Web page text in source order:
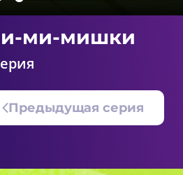
Play
ми-мишки
Предыдущая серия